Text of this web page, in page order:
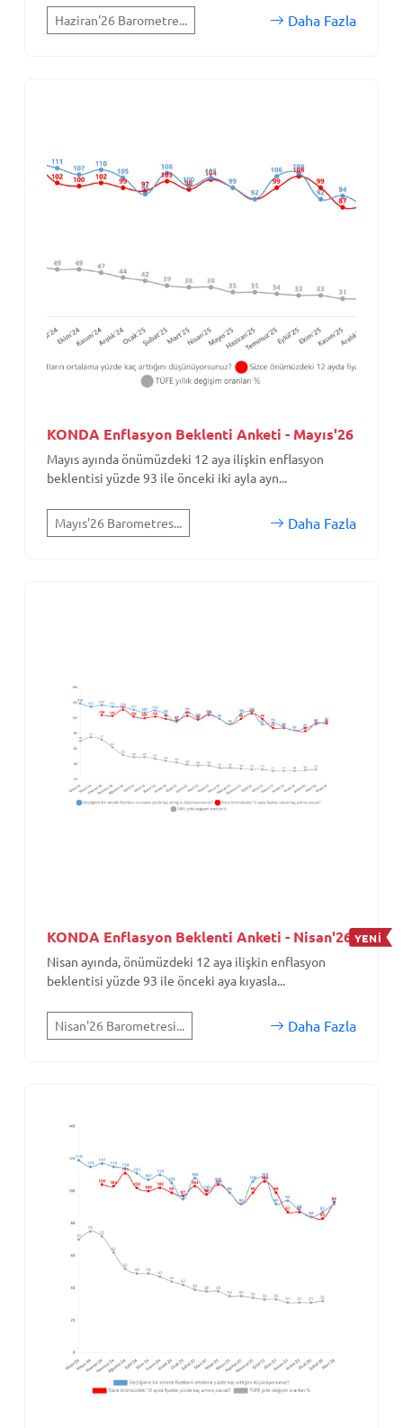
Haziran'26 Barometre... Daha Fazla
KONDA Enflasyon Beklenti Anketi - Mayıs'26
Mayıs ayında önümüzdeki 12 aya ilişkin enflasyon
beklentisi yüzde 93 ile önceki iki ayla ayn...
Mayıs'26 Barometres... Daha Fazla
KONDA Enflasyon Beklenti Anketi - Nisan'26 YENİ
Nisan ayında, önümüzdeki 12 aya ilişkin enflasyon
beklentisi yüzde 93 ile önceki aya kıyasla...
Nisan'26 Barometresi... Daha Fazla